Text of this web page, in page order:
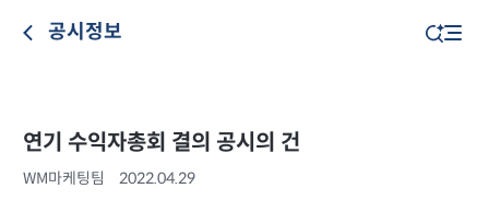
공시정보
연기 수익자총회 결의 공시의 건
WM마케팅팀 2022.04.29